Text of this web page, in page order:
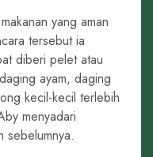
yang aman
tersebut ia
diberi pelet atau
ayam, daging
kecil-kecil terlebih
menyadari
sebelumnya.